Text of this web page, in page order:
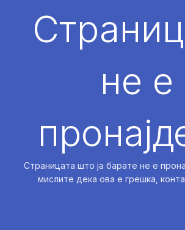
не е
Страницата што ја барате не е
мислите дека ова е грешка,